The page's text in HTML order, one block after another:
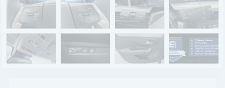
Dacia Service
UNTERNEHMEN
Standort Landau